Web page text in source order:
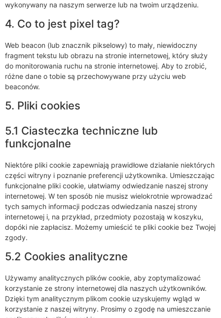
wykonywany na naszym serwerze lub na twoim urządzeniu.
4. Co to jest pixel tag?
Web beacon (lub znacznik pikselowy) to mały, niewidoczny
fragment tekstu lub obrazu na stronie internetowej, który służy
do monitorowania ruchu na stronie internetowej. Aby to zrobić,
różne dane o tobie są przechowywane przy użyciu web
beaconów.
5. Pliki cookies
5.1 Ciasteczka techniczne lub
funkcjonalne
Niektóre pliki cookie zapewniają prawidłowe działanie niektórych
części witryny i poznanie preferencji użytkownika. Umieszczając
funkcjonalne pliki cookie, ułatwiamy odwiedzanie naszej strony
internetowej. W ten sposób nie musisz wielokrotnie wprowadzać
tych samych informacji podczas odwiedzania naszej strony
internetowej i, na przykład, przedmioty pozostają w koszyku,
dopóki nie zapłacisz. Możemy umieścić te pliki cookie bez Twojej
zgody.
5.2 Cookies analityczne
Używamy analitycznych plików cookie, aby zoptymalizować
korzystanie ze strony internetowej dla naszych użytkowników.
Dzięki tym analitycznym plikom cookie uzyskujemy wgląd w
korzystanie z naszej witryny. Prosimy o zgodę na umieszczanie